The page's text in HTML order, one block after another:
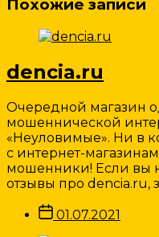
Похожие записи
dencia.ru
Очередной магазин
мошеннической
«Неуловимые». Ни в
с интернет-
мошенники! Если вы
отзывы про dencia.ru,
Дата
записи
01.07.2021